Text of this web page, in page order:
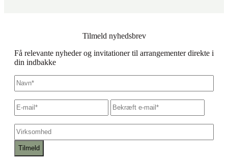
Tilmeld nyhedsbrev
Få relevante nyheder og invitationer til arrangementer direkte i
din indbakke
Navn *
E-
Skriv
mail
mail
Virksomhed